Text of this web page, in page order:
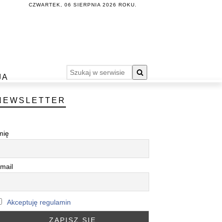
CZWARTEK, 06 SIERPNIA 2026 ROKU.
Akceptuję regulamin